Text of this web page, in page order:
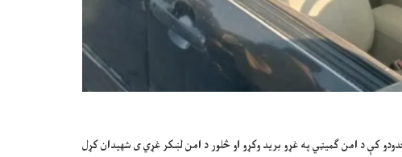
کې د امن ګمیټي په غړو برید وکړو او څلور د امن لښکر غړي ی شهیدان کړل